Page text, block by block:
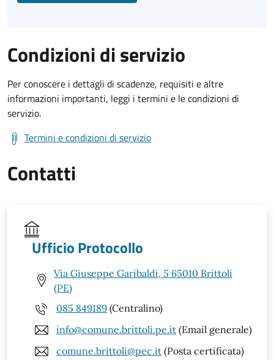
Condizioni di servizio
Per conoscere i dettagli di scadenze, requisiti e altre
informazioni importanti, leggi i termini e le condizioni di
servizio.
Termini e condizioni di servizio
Contatti
Ufficio Protocollo
Via Giuseppe Garibaldi, 5 65010 Brittoli
(PE)
085 849189 (Centralino)
info@comune.brittoli.pe.it (Email generale)
comune.brittoli@pec.it (Posta certificata)